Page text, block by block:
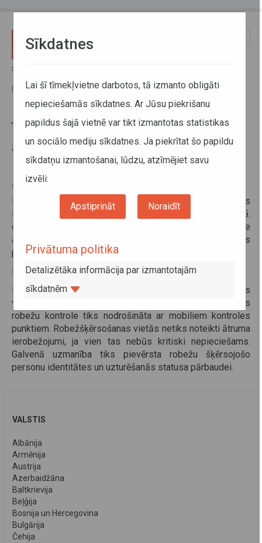
Sākums
Beļģiju un Vāciju
Īslaicīga robežkontroles
atjaunošana uz Nīderlandes
robežas ar Beļģiju un Vāciju
03. decembris 2024
Nīderlandes valdība ir paziņojusi
, ka saskaņā ar Šengenas
Robežu kodeksu, no 2024. gada 9. decembra un līdz 2025.
gada 8. jūnijam tiek atjaunota sauszemes robežas kontrole
ar Beļģiju un Vāciju. Robežkontrole ostās netiks
pastiprināta.
Robežkontroles procedūra:
Pārbaudēm nebūs sistemātisks raksturs un tās tiks
veiktas izmantojot tehniskos līdzekus. Nīderlandes
robežu kontrole tiks nodrošināta ar mobiliem kontroles
punktiem. Robežšķērsošanas vietās netiks noteikti ātruma
ierobežojumi, ja vien tas nebūs kritiski nepieciešams.
Galvenā uzmanība tiks pievērsta robežu šķērsojošo
personu identitātes un uzturēšanās statusa pārbaudei.
VALSTIS
Albānija
Armēnija
Austrija
Azerbaidžāna
Baltkrievija
Beļģija
Bosnija un Hercegovina
Bulgārija
Čehija
Sīkdatnes
Lai šī tīmekļvietne darbotos, tā izmanto obligāti
nepieciešamās sīkdatnes. Ar Jūsu piekrišanu
papildus šajā vietnē var tikt izmantotas statistikas
un sociālo mediju sīkdatnes. Ja piekrītat šo papildu
sīkdatņu izmantošanai, lūdzu, atzīmējiet savu
izvēli:
Apstiprināt Noraidīt
Privātuma politika
Detalizētāka informācija par izmantotajām
sīkdatnēm